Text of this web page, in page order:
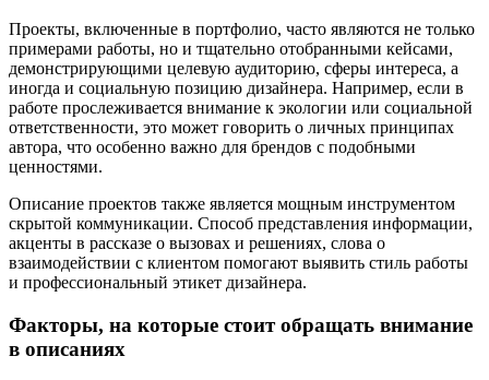
Проекты, включенные в портфолио, часто являются не только
примерами работы, но и тщательно отобранными кейсами,
демонстрирующими целевую аудиторию, сферы интереса, а
иногда и социальную позицию дизайнера. Например, если в
работе прослеживается внимание к экологии или социальной
ответственности, это может говорить о личных принципах
автора, что особенно важно для брендов с подобными
ценностями.
Описание проектов также является мощным инструментом
скрытой коммуникации. Способ представления информации,
акценты в рассказе о вызовах и решениях, слова о
взаимодействии с клиентом помогают выявить стиль работы
и профессиональный этикет дизайнера.
Факторы, на которые стоит обращать внимание
в описаниях